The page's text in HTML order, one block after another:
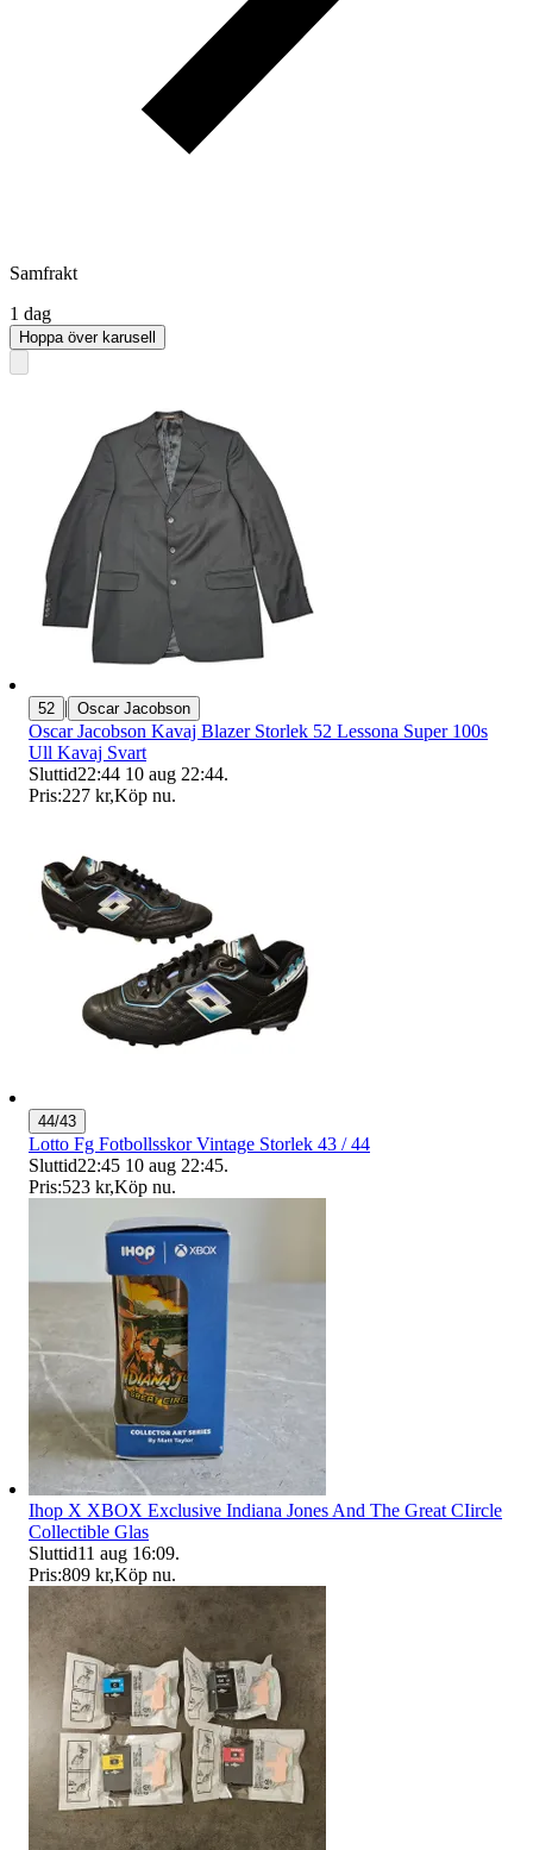
Samfrakt
1 dag
Hoppa över karusell
52 | Oscar Jacobson
Oscar Jacobson Kavaj Blazer Storlek 52 Lessona Super 100s
Ull Kavaj Svart
Sluttid22:44 10 aug 22:44.
Pris:227 kr,Köp nu.
44/43
Lotto Fg Fotbollsskor Vintage Storlek 43 / 44
Sluttid22:45 10 aug 22:45.
Pris:523 kr,Köp nu.
Ihop X XBOX Exclusive Indiana Jones And The Great CIircle
Collectible Glas
Sluttid11 aug 16:09.
Pris:809 kr,Köp nu.